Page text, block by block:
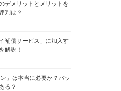
デメリットとメリットを
判は？
補償サービス」に加入す
解説！
」は本当に必要か？バッ
る？